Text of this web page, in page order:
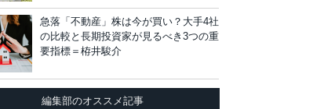
急落「不動産」株は今が買い？大手4社
の比較と長期投資家が見るべき3つの重
要指標＝栫井駿介
編集部のオススメ記事